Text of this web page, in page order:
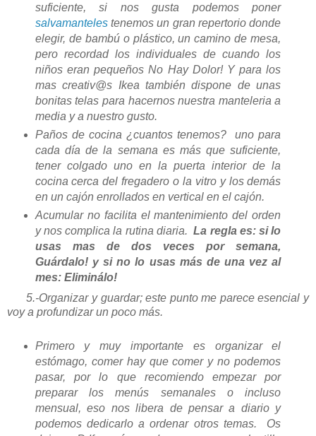
suficiente, si nos gusta podemos poner
salvamanteles tenemos un gran repertorio donde
elegir, de bambú o plástico, un camino de mesa,
pero recordad los individuales de cuando los
niños eran pequeños No Hay Dolor! Y para los
mas creativ@s Ikea también dispone de unas
bonitas telas para hacernos nuestra manteleria a
media y a nuestro gusto.
Paños de cocina ¿cuantos tenemos? uno para
cada día de la semana es más que suficiente,
tener colgado uno en la puerta interior de la
cocina cerca del fregadero o la vitro y los demás
en un cajón enrollados en vertical en el cajón.
Acumular no facilita el mantenimiento del orden
y nos complica la rutina diaria. La regla es: si lo
usas mas de dos veces por semana,
Guárdalo! y si no lo usas más de una vez al
mes: Eliminálo!
5.-Organizar y guardar; este punto me parece esencial y
voy a profundizar un poco más.
Primero y muy importante es organizar el
estómago, comer hay que comer y no podemos
pasar, por lo que recomiendo empezar por
preparar los menús semanales o incluso
mensual, eso nos libera de pensar a diario y
podemos dedicarlo a ordenar otros temas. Os